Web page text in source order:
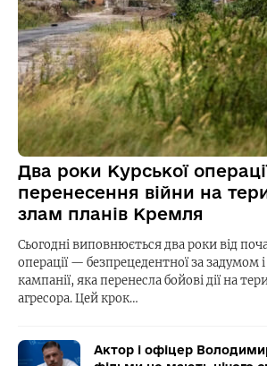
Два роки Курської
перенесення війни на
злам планів Кремля
Сьогодні виповнюється два роки від
операції — безпрецедентної за задумом
кампанії, яка перенесла бойові дії на
агресора. Цей крок…
Актор і офіцер